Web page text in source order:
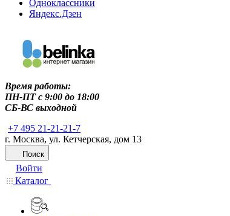
Одноклассники
Яндекс.Дзен
Время работы:
ПН-ПТ c 9:00 до 18:00
СБ-ВС выходной
+7 495 21-21-21-7
г. Москва, ул. Кетчерская, дом 13
Поиск
Войти
Каталог